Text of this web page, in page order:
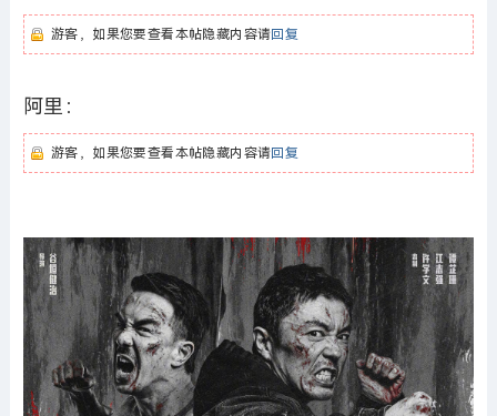
游客，如果您要查看本帖隐藏内容请回复
阿里：
游客，如果您要查看本帖隐藏内容请回复